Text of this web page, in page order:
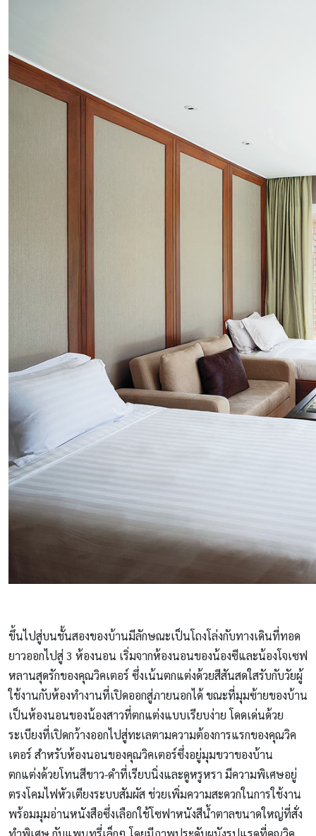
ขึ้นไปสู่บนชั้นสองของบ้านมีลักษณะเป็นโถงโล่งกับทางเดินที่ทอด
ยาวออกไปสู่ 3 ห้องนอน เริ่มจากห้องนอนของน้องซีและน้องโจเซฟ
หลานสุดรักของคุณวิคเตอร์ ซึ่งเน้นตกแต่งด้วยสีสันสดใสรับกับวัยผู้
ใช้งานกับห้องทำงานที่เปิดออกสู่ภายนอกได้ ขณะที่มุมซ้ายของบ้าน
เป็นห้องนอนของน้องสาวที่ตกแต่งแบบเรียบง่าย โดดเด่นด้วย
ระเบียงที่เปิดกว้างออกไปสู่ทะเลตามความต้องการแรกของคุณวิค
เตอร์ สำหรับห้องนอนของคุณวิคเตอร์ซึ่งอยู่มุมขวาของบ้าน
ตกแต่งด้วยโทนสีขาว-ดำที่เรียบนิ่งและดูหรูหรา มีความพิเศษอยู่
ตรงโคมไฟหัวเตียงระบบสัมผัส ช่วยเพิ่มความสะดวกในการใช้งาน
พร้อมมุมอ่านหนังสือซึ่งเลือกใช้โซฟาหนังสีน้ำตาลขนาดใหญ่ที่สั่ง